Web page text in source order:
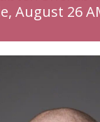
August 26